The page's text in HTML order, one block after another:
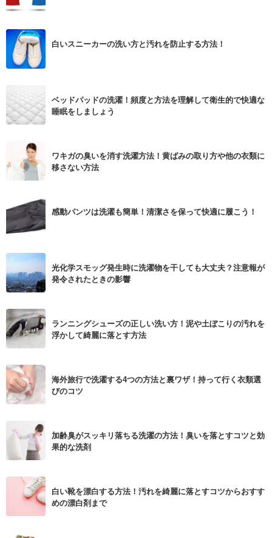
白いスニーカーの洗い方と汚れを防止する方法！
ベッドパッドの洗濯！頻度と方法を理解して衛生的で快適な
睡眠をしましょう
ワキガの臭いを消す洗濯方法！黄ばみの取り方や他の衣類に
移さない方法
感動パンツは洗濯も簡単！清潔さを保って快適に履こう！
光化学スモッグ発生時に洗濯物を干しても大丈夫？注意報が
発令されたときの影響
ランニングシューズの正しい洗い方！泥や土ぼこりの汚れを
浮かして綺麗に落とす方法
海外旅行で洗濯する4つの方法と裏ワザ！持って行く衣類選
びのコツ
加齢臭がスッキリ落ちる洗濯の方法！臭いを落とすコツと効
果的な洗剤
白い靴を漂白する方法！汚れを綺麗に落とすコツからおすす
めの漂白剤まで